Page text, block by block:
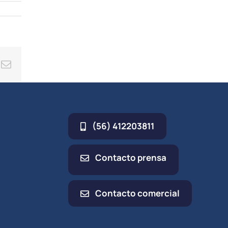
Correo
(56) 412203811
Contacto prensa
Contacto comercial